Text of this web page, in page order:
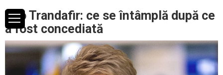
Teo Trandafir: ce se întâmplă după ce
a fost concediată